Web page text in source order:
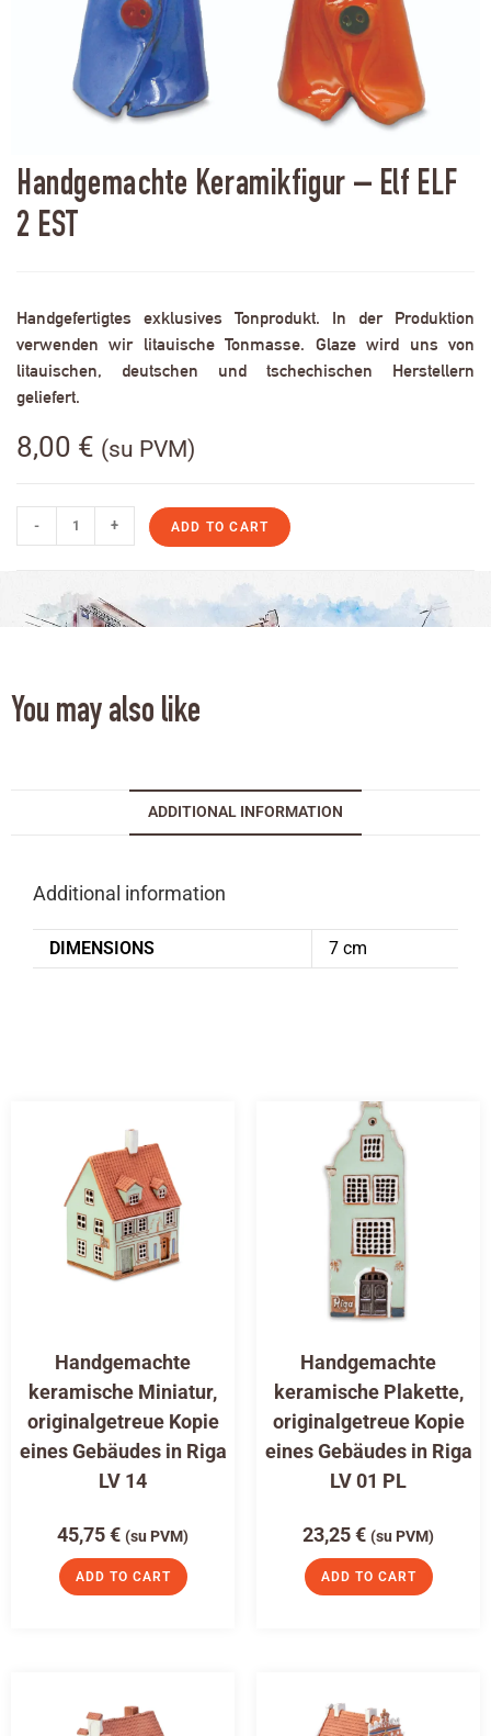
Handgemachte Keramikfigur – Elf ELF
2 EST
Handgefertigtes exklusives Tonprodukt. In der Produktion
verwenden wir litauische Tonmasse. Glaze wird uns von
litauischen, deutschen und tschechischen Herstellern
geliefert.
8,00 € (su PVM)
- + ADD TO CART
You may also like
ADDITIONAL INFORMATION
Additional information
DIMENSIONS 7 cm
Handgemachte
keramische Miniatur,
originalgetreue Kopie
eines Gebäudes in Riga
LV 14
45,75€ (su PVM)
ADD TO CART
Handgemachte
keramische Plakette,
originalgetreue Kopie
eines Gebäudes in Riga
LV 01 PL
23,25€ (su PVM)
ADD TO CART